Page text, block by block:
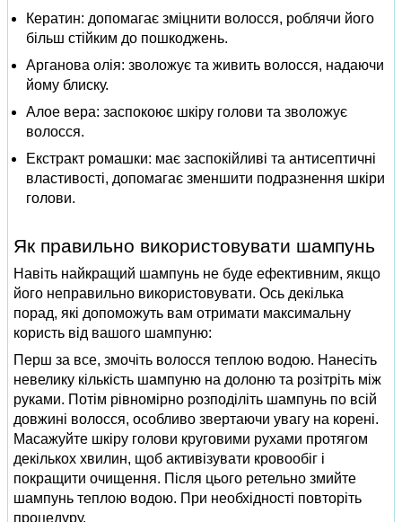
Кератин: допомагає зміцнити волосся, роблячи його
більш стійким до пошкоджень.
Арганова олія: зволожує та живить волосся, надаючи
йому блиску.
Алое вера: заспокоює шкіру голови та зволожує
волосся.
Екстракт ромашки: має заспокійливі та антисептичні
властивості, допомагає зменшити подразнення шкіри
голови.
Як правильно використовувати шампунь
Навіть найкращий шампунь не буде ефективним, якщо
його неправильно використовувати. Ось декілька
порад, які допоможуть вам отримати максимальну
користь від вашого шампуню:
Перш за все, змочіть волосся теплою водою. Нанесіть
невелику кількість шампуню на долоню та розітріть між
руками. Потім рівномірно розподіліть шампунь по всій
довжині волосся, особливо звертаючи увагу на корені.
Масажуйте шкіру голови круговими рухами протягом
декількох хвилин, щоб активізувати кровообіг і
покращити очищення. Після цього ретельно змийте
шампунь теплою водою. При необхідності повторіть
процедуру.